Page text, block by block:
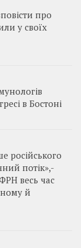
про
у своїх
в Бостоні
російського
потік»,­
весь час
й